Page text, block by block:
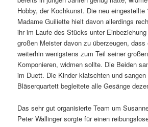
Hobby, der Kochkunst. Die neu eingestellte
Madame Guiliette hielt davon allerdings
ihr im Laufe des Stücks unter
großen Meister davon zu überzeugen,
weiterhin wenigstens zum Teil seiner
Komponieren, widmen sollte. Die Beiden
im Duett. Die Kinder klatschten und
Bläserquartett begleitete alle Gesänge
Das sehr gut organisierte Team um
Peter Wallinger sorgte für einen